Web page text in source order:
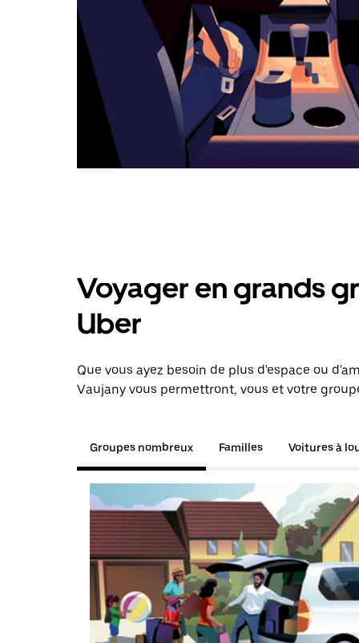
Voyager en grands
Uber
Que vous ayez besoin de plus d'espace ou
Vaujany vous permettront, vous et votre
Groupes nombreux Familles Voitures à